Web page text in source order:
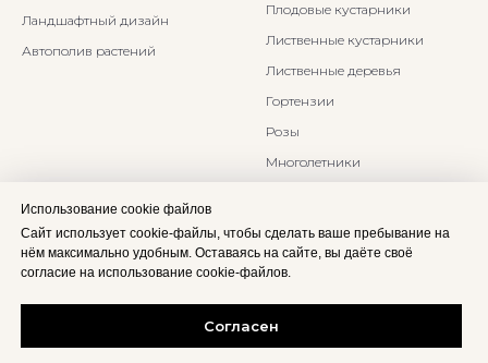
Ландшафтный дизайн
Автополив растений
Плодовые кустарники
Лиственные кустарники
Лиственные деревья
Гортензии
Розы
Многолетники
Использование cookie файлов
Сайт использует cookie-файлы, чтобы сделать ваше пребывание на
нём максимально удобным. Оставаясь на сайте, вы даёте своё
согласие на использование cookie-файлов.
Согласен